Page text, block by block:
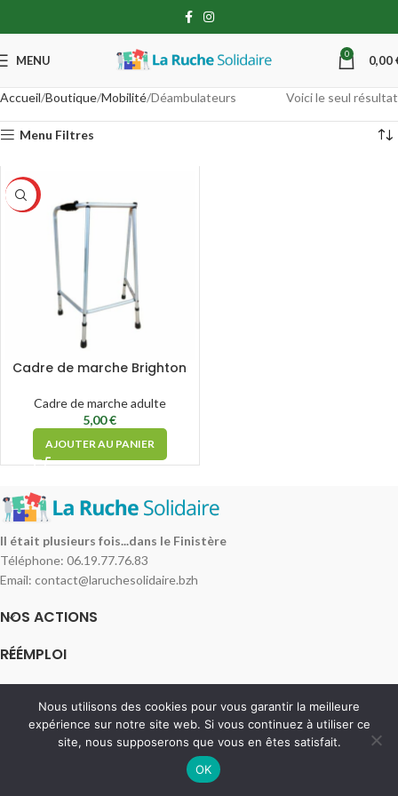
MENU 0 0,00
Accueil Boutique Mobilité Déambulateurs Voici le seul résultat
Menu Filtres
DON
Cadre de marche Brighton
Cadre de marche adulte
5,00€
AJOUTER AU PANIER
Il était plusieurs fois...dans le Finistère
Téléphone: 06.19.77.76.83
Email: contact@laruchesolidaire.bzh
NOS ACTIONS
RÉÉMPLOI
La Ruche Solidaire2025.
Nous utilisons des cookies pour vous garantir la meilleure
expérience sur notre site web. Si vous continuez à utiliser ce
site, nous supposerons que vous en êtes satisfait.
OK